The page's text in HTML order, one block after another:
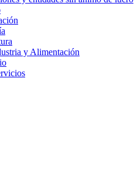
y Alimentación